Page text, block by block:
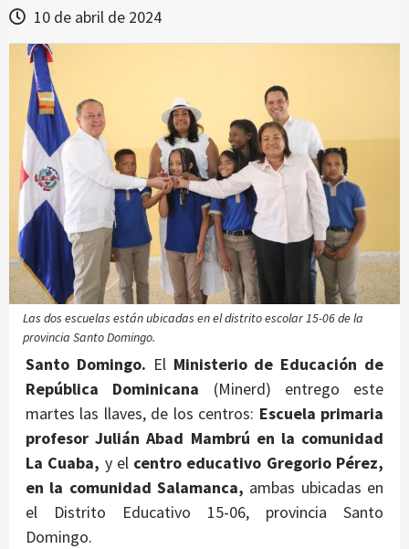
10 de abril de 2024
Las dos escuelas están ubicadas en el distrito escolar 15-06 de la
provincia Santo Domingo.
Santo Domingo. ElMinisterio de Educación de
República Dominicana (Minerd) entrego este
martes las llaves, de los centros: Escuela primaria
profesor Julián Abad Mambrú en la comunidad
La Cuaba, y el centro educativo Gregorio Pérez,
en la comunidad Salamanca, ambas ubicadas en
el Distrito Educativo 15-06, provincia Santo
Domingo.